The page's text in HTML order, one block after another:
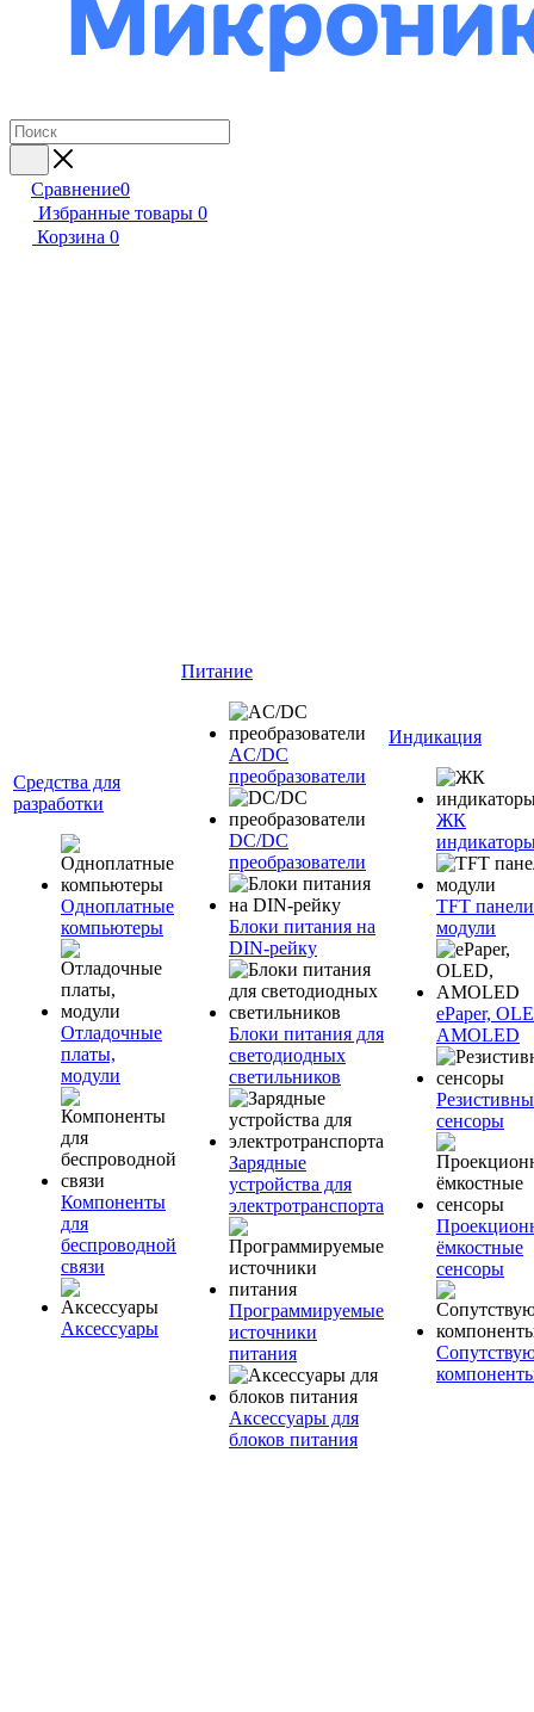
Сравнение0
Избранные товары 0
Корзина 0
Средства для
разработки
Одноплатные
компьютеры
Отладочные
платы,
модули
Компоненты
для
беспроводной
связи
Аксессуары
Питание
AC/DC
преобразователи
DC/DC
преобразователи
Блоки питания на
DIN-рейку
Блоки питания для
светодиодных
светильников
Зарядные
устройства для
электротранспорта
Программируемые
источники
питания
Аксессуары для
блоков питания
Индикация
ЖК
TFT
модули
ePaper,
AMOLED
сенсоры
ёмкостные
сенсоры